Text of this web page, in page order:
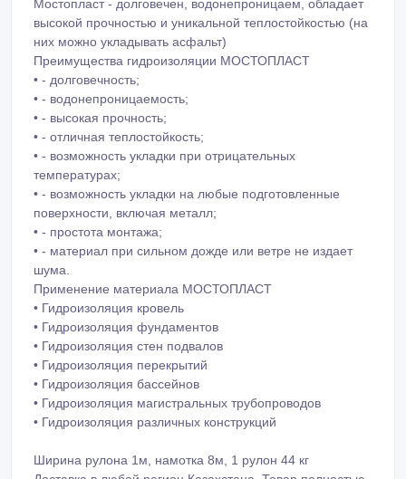
них можно укладывать асфальт)
Преимущества гидроизоляции МОСТОПЛАСТ
• - долговечность;
• - водонепроницаемость;
• - высокая прочность;
• - отличная теплостойкость;
• - возможность укладки при отрицательных
температурах;
• - возможность укладки на любые подготовленные
поверхности, включая металл;
• - простота монтажа;
• - материал при сильном дожде или ветре не издает
шума.
Применение материала МОСТОПЛАСТ
• Гидроизоляция кровель
• Гидроизоляция фундаментов
• Гидроизоляция стен подвалов
• Гидроизоляция перекрытий
• Гидроизоляция бассейнов
• Гидроизоляция магистральных трубопроводов
• Гидроизоляция различных конструкций
Ширина рулона 1м, намотка 8м, 1 рулон 44 кг
сертифицирован.